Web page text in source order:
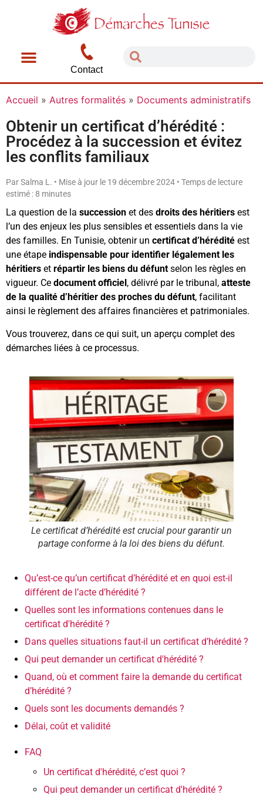
Contact
Accueil » Autres formalités » Documents administratifs
Obtenir un certificat d’hérédité :
Procédez à la succession et évitez
les conflits familiaux
Par Salma L. • Mise à jour le 19 décembre 2024 • Temps de lecture
estimé : 8 minutes
La question de la succession et des droits des héritiers est
l’un des enjeux les plus sensibles et essentiels dans la vie
des familles. En Tunisie, obtenir un certificat d’hérédité est
une étape indispensable pour identifier légalement les
héritiers et répartir les biens du défunt selon les règles en
vigueur. Ce document officiel, délivré par le tribunal, atteste
de la qualité d’héritier des proches du défunt, facilitant
ainsi le règlement des affaires financières et patrimoniales.
Vous trouverez, dans ce qui suit, un aperçu complet des
démarches liées à ce processus.
Le certificat d’hérédité est crucial pour garantir un
partage conforme à la loi des biens du défunt.
Qu’est-ce qu’un certificat d’hérédité et en quoi est-il
différent de l’acte d’hérédité ?
Quelles sont les informations contenues dans le
certificat d'hérédité ?
Dans quelles situations faut-il un certificat d’hérédité ?
Qui peut demander un certificat d'hérédité ?
Quand, où et comment faire la demande du certificat
d’hérédité ?
Quels sont les documents demandés ?
Délai, coût et validité
FAQ
Un certificat d'hérédité, c’est quoi ?
Qui peut demander un certificat d'hérédité ?